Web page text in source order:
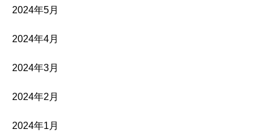
2024年5月
2024年4月
2024年3月
2024年2月
2024年1月